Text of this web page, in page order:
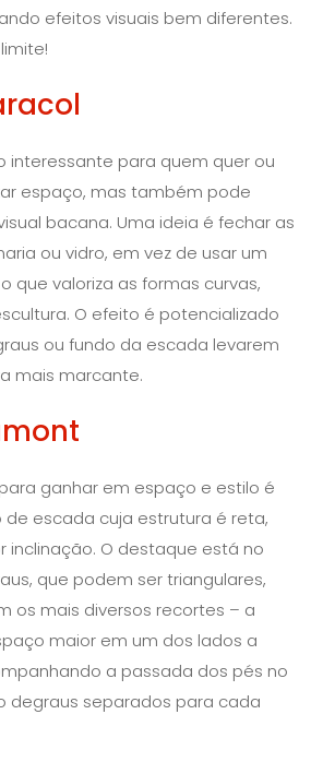
efeitos visuais bem diferentes.
interessante para quem quer ou
espaço, mas também pode
bacana. Uma ideia é fechar as
ou vidro, em vez de usar um
que valoriza as formas curvas,
O efeito é potencializado
ou fundo da escada levarem
mais marcante.
ganhar em espaço e estilo é
de escada cuja estrutura é reta,
inclinação. O destaque está no
que podem ser triangulares,
os mais diversos recortes – a
maior em um dos lados a
a passada dos pés no
degraus separados para cada